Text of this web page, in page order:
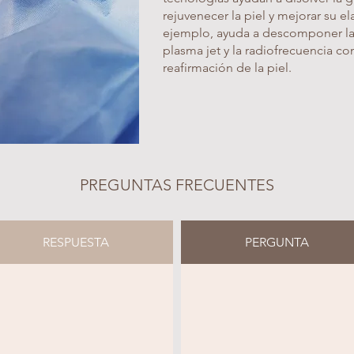
rejuvenecer la piel y mejorar su
ejemplo, ayuda a descomponer
plasma jet y la radiofrecuencia
reafirmación de la piel.
PREGUNTAS FRECUENTES
RESPUESTA PERGUNTA